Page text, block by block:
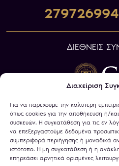
Διαχείριση
Για να παρέχουμε την καλύτερη
όπως cookies για την αποθήκευση ή/
συσκευών. Η συγκατάθεση για τις εν
να επεξεργαστούμε δεδομένα
συμπεριφορά περιήγησης ή μοναδικά
ιστότοπο. Η μη συγκατάθεση ή η
επηρεάσει αρνητικά ορισμένες
ΔΙΕΘΝΕΙΣ